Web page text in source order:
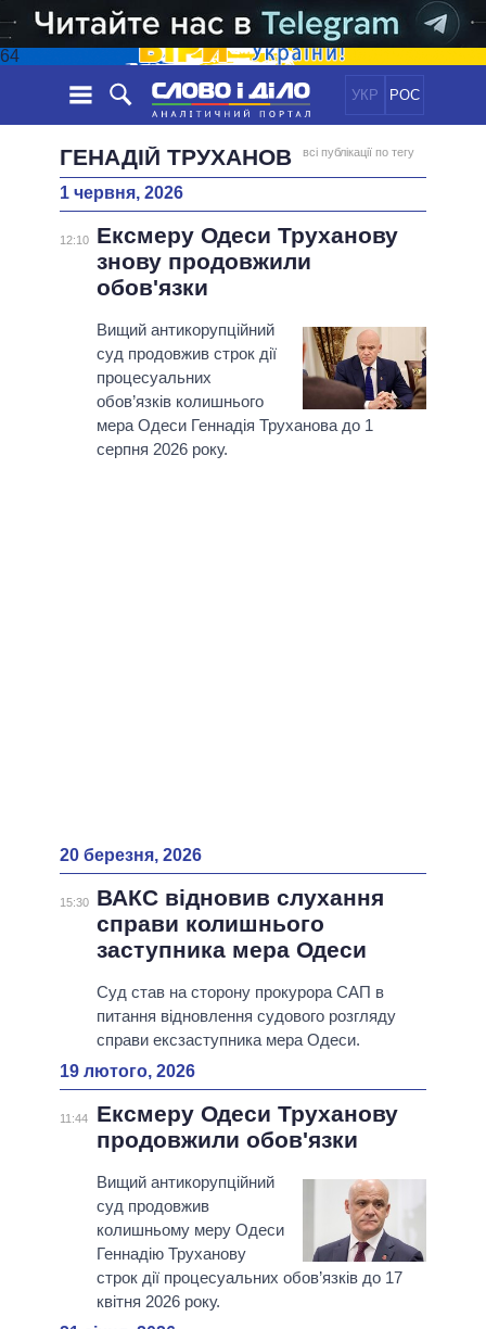
64
УКР РОС
НОВИНИ
СТРІЧКА
ПОДІЇ
СТАТТІ
ДУМКИ
ОГЛЯДИ
ДАЙДЖЕСТИ
ЕКОНОМІКА
СУСПІЛЬСТВО
ПОЛIТИКИ
УСІ ПОЛІТИКИ
ПРЕЗИДЕНТ І ОФІС
ВЕРХОВНА РАДА
КАБІНЕТ МІНІСТРІВ
ГОЛОВИ ОБЛАДМІНІСТРАЦІЙ
МЕРИ МІСТ
ІНФОГРАФІКА
ВІДЕО
ПОРІВНЯННЯ ПОЛІТИКІВ
ГЕНАДІЙ ТРУХАНОВ всі публікації по тегу
1 червня, 2026
12:10
Ексмеру Одеси Труханову
знову продовжили
обов'язки
Вищий антикорупційний
суд продовжив строк дії
процесуальних
обов’язків колишнього
мера Одеси Геннадія Труханова до 1
серпня 2026 року.
20 березня, 2026
15:30
ВАКС відновив слухання
справи колишнього
заступника мера Одеси
Суд став на сторону прокурора САП в
питання відновлення судового розгляду
справи ексзаступника мера Одеси.
19 лютого, 2026
11:44
Ексмеру Одеси Труханову
продовжили обов'язки
Вищий антикорупційний
суд продовжив
колишньому меру Одеси
Геннадію Труханову
строк дії процесуальних обов’язків до 17
квітня 2026 року.